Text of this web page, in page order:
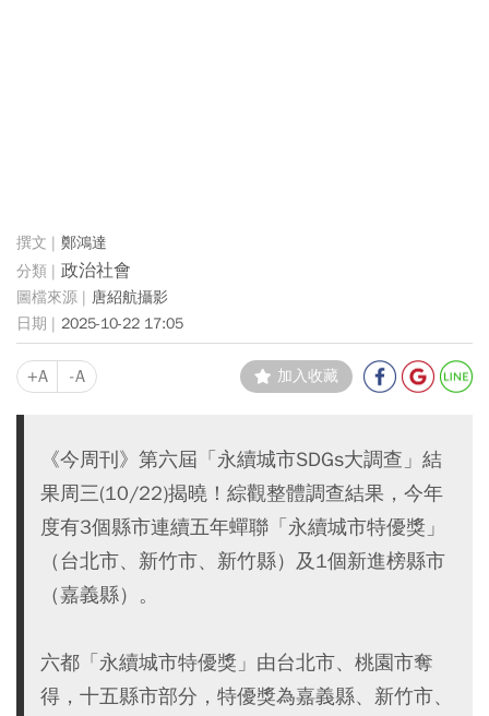
鄭鴻達
政治社會
唐紹航攝影
2025-10-22 17:05
+A -A 加入收藏
《今周刊》第六屆「永續城市SDGs大調查」結
果周三(10/22)揭曉！綜觀整體調查結果，今年
度有3個縣市連續五年蟬聯「永續城市特優獎」
（台北市、新竹市、新竹縣）及1個新進榜縣市
（嘉義縣）。
六都「永續城市特優獎」由台北市、桃園市奪
得，十五縣市部分，特優獎為嘉義縣、新竹市、